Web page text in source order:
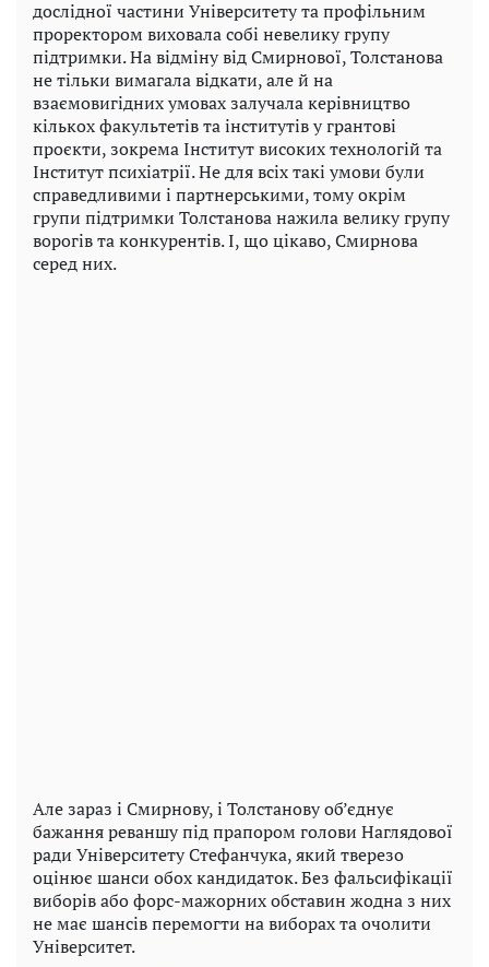
дослідної частини Університету та профільним
проректором виховала собі невелику групу
підтримки. На відміну від Смирнової, Толстанова
не тільки вимагала відкати, але й на
взаємовигідних умовах залучала керівництво
кількох факультетів та інститутів у грантові
проєкти, зокрема Інститут високих технологій та
Інститут психіатрії. Не для всіх такі умови були
справедливими і партнерськими, тому окрім
групи підтримки Толстанова нажила велику групу
ворогів та конкурентів. І, що цікаво, Смирнова
серед них.
Але зараз і Смирнову, і Толстанову об’єднує
бажання реваншу під прапором голови Наглядової
ради Університету Стефанчука, який тверезо
оцінює шанси обох кандидаток. Без фальсифікації
виборів або форс-мажорних обставин жодна з них
не має шансів перемогти на виборах та очолити
Університет.